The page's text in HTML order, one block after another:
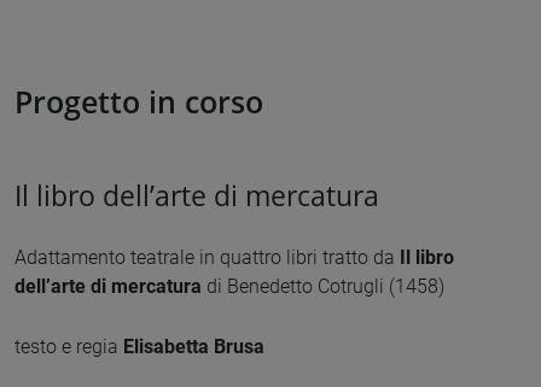
Progetto in corso
Il libro dell’arte di mercatura
Adattamento teatrale in quattro libri tratto da Il libro
dell’arte di mercatura di Benedetto Cotrugli (1458)
testo e regia Elisabetta Brusa